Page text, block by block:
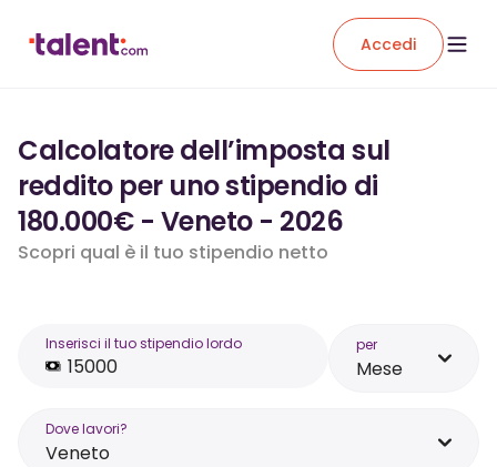
Accedi
Calcolatore dell’imposta sul
reddito per uno stipendio di
180.000€ - Veneto - 2026
Scopri qual è il tuo stipendio netto
Inserisci il tuo stipendio lordo per
Mese
Dove lavori?
Veneto